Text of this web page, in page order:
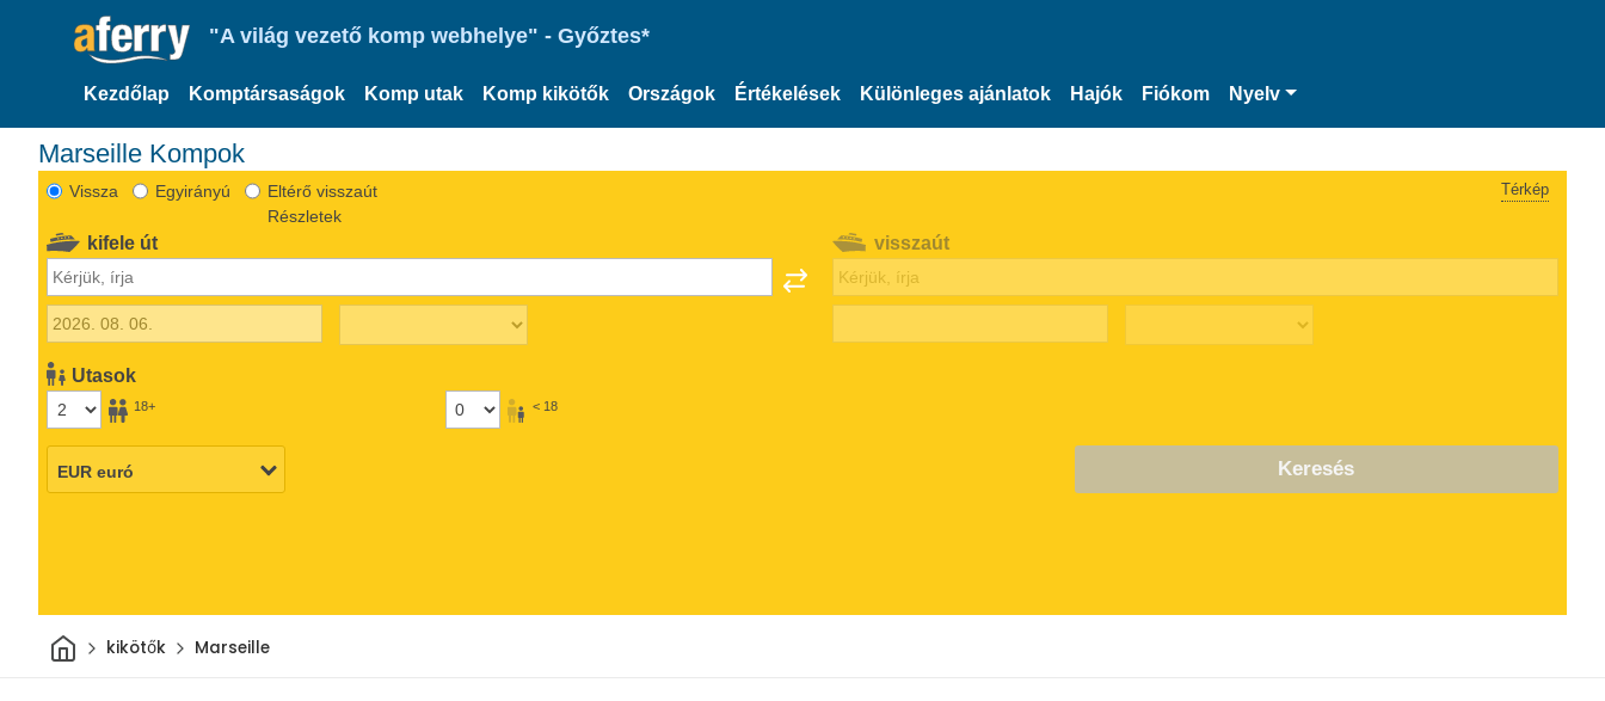
"A világ vezető komp webhelye" - Győztes*
Kezdőlap Komptársaságok Komp utak Komp kikötők Országok Értékelések Különleges ajánlatok Hajók Fiókom Nyelv
Marseille Kompok
Vissza Egyirányú
Eltérő visszaút
Részletek
Térkép
kifele út
Utasok
18+ < 18
visszaút
Keresés
Otthon
kikötők Marseille